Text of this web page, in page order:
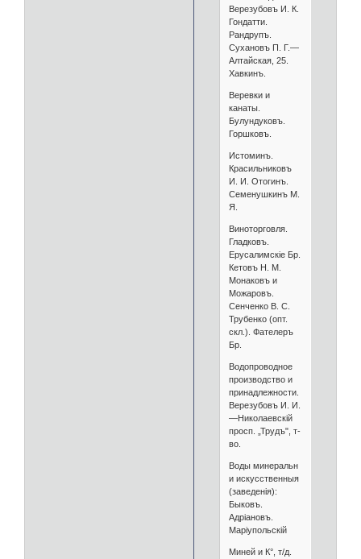
Верезубовъ И. К.
Гондатти.
Рандрупъ.
Сухановъ П. Г.—
Алтайская, 25.
Хавкинъ.
Веревки и
канаты.
Булундуковъ.
Горшковъ.
Истоминъ.
Красильниковъ
И. И. Отогинъ.
Семенушкинъ М.
Я.
Виноторговля.
Гладковъ.
Ерусалимскіе Бр.
Кетовъ Н. М.
Монаковъ и
Можаровъ.
Сенченко В. С.
Трубенко (опт.
скл.). Фателеръ
Бр.
Водопроводное
производство и
принадлежности.
Верезубовъ И. И.
—Николаевскій
просп. „Трудъ", т-
во.
Воды минеральн
и искусственныя
(заведенія):
Быковъ.
Адріановъ.
Маріупольскій
Миней и К°, т/д.